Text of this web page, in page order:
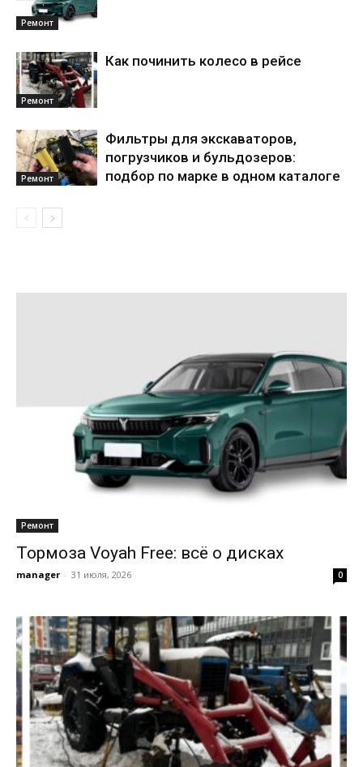
Ремонт
Ремонт
Как починить колесо в рейсе
Ремонт
Фильтры для экскаваторов,
погрузчиков и бульдозеров:
подбор по марке в одном каталоге
Ремонт
Тормоза Voyah Free: всё о дисках
manager - 31 июля, 2026 0